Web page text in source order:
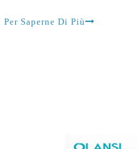
perché non hanno indeboli
Per Saperne Di Più